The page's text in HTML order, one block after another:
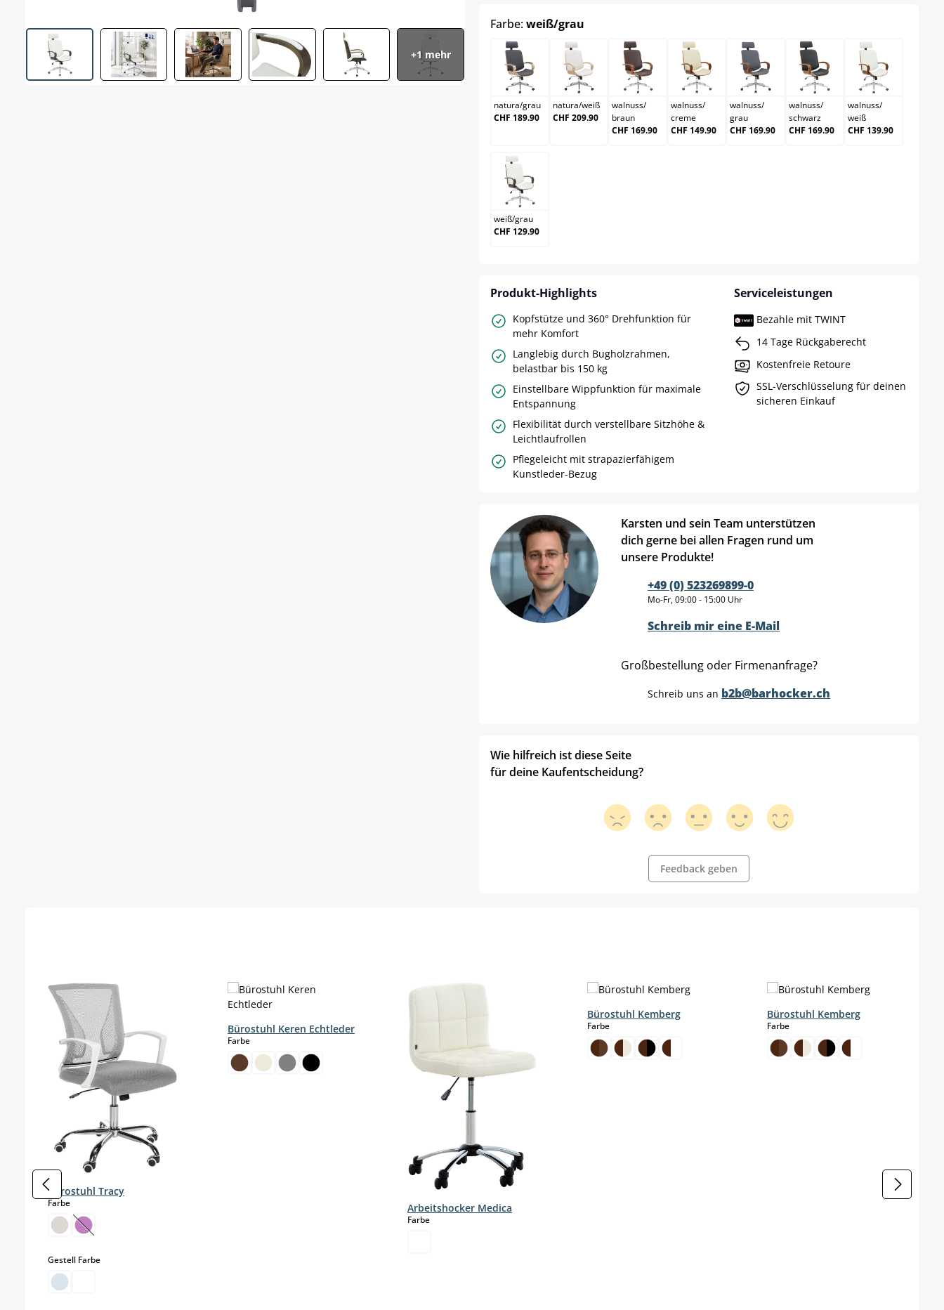
+1 mehr
Farbe:weiß/grau
natura/grau
natura/grau
CHF 189.90
natura/weiß
natura/weiß
CHF 209.90
walnuss/braun
walnuss/
braun
CHF 169.90
walnuss/creme
walnuss/
creme
CHF 149.90
walnuss/grau
walnuss/
grau
CHF 169.90
walnuss/schwarz
walnuss/
schwarz
CHF 169.90
walnuss/weiß
walnuss/
weiß
CHF 139.90
weiß/grau
weiß/grau
CHF 129.90
Produkt-Highlights
Kopfstütze und 360° Drehfunktion für
mehr Komfort
Langlebig durch Bugholzrahmen,
belastbar bis 150 kg
Einstellbare Wippfunktion für maximale
Entspannung
Flexibilität durch verstellbare Sitzhöhe &
Leichtlaufrollen
Pflegeleicht mit strapazierfähigem
Kunstleder-Bezug
Serviceleistungen
Bezahle mit TWINT
14 Tage Rückgaberecht
Kostenfreie Retoure
SSL-Verschlüsselung für deinen
sicheren Einkauf
Karsten und sein Team unterstützen
dich gerne bei allen Fragen rund um
unsere Produkte!
+49 (0) 523269899-0
Mo-Fr, 09:00 - 15:00 Uhr
Schreib mir eine E-Mail
Großbestellung oder Firmenanfrage?
Schreib uns an b2b@barhocker.ch
Wie hilfreich ist diese Seite
für deine Kaufentscheidung?
Feedback geben
Bürostuhl Tracy
Farbeauswählen
(Diese Option ist zurzeit nicht verfügbar.)
Gestell Farbeauswählen
Bürostuhl Keren Echtleder
Farbeauswählen
Arbeitshocker Medica
Farbeauswählen
Bürostuhl Kemberg
Farbeauswählen
Bürostuhl Kemberg
Farbeauswählen